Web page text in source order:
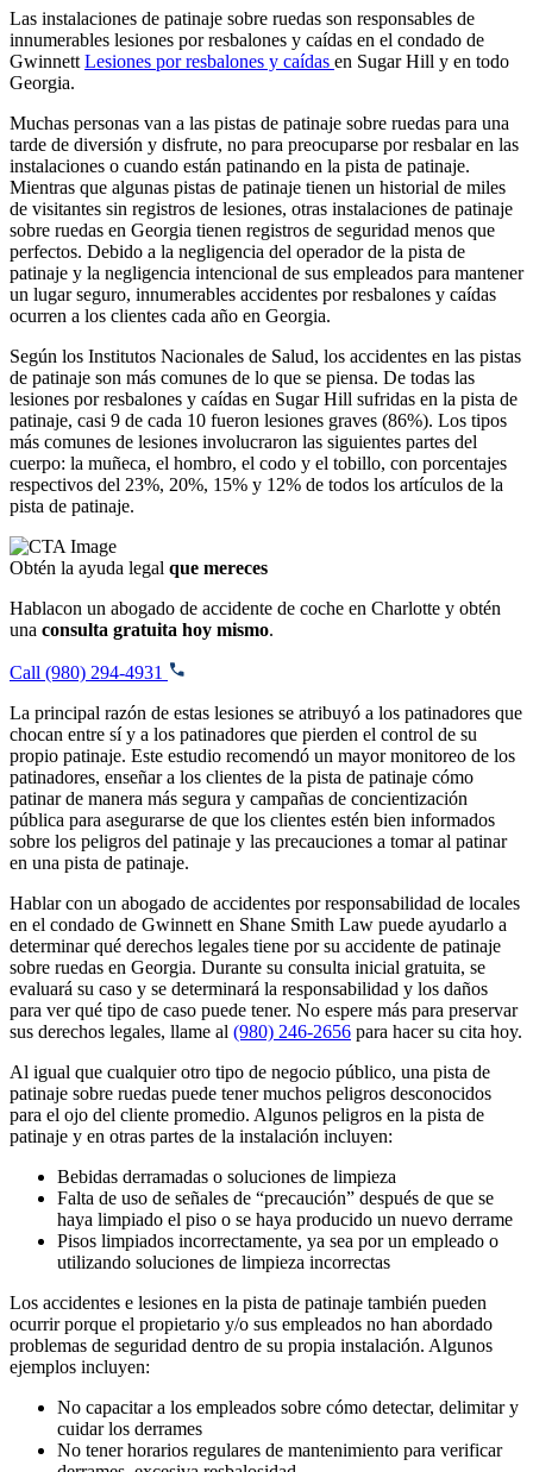
Las instalaciones de patinaje sobre ruedas son responsables de
innumerables lesiones por resbalones y caídas en el condado de
Gwinnett Lesiones por resbalones y caídas en Sugar Hill y en todo
Georgia.
Muchas personas van a las pistas de patinaje sobre ruedas para una
tarde de diversión y disfrute, no para preocuparse por resbalar en las
instalaciones o cuando están patinando en la pista de patinaje.
Mientras que algunas pistas de patinaje tienen un historial de miles
de visitantes sin registros de lesiones, otras instalaciones de patinaje
sobre ruedas en Georgia tienen registros de seguridad menos que
perfectos. Debido a la negligencia del operador de la pista de
patinaje y la negligencia intencional de sus empleados para mantener
un lugar seguro, innumerables accidentes por resbalones y caídas
ocurren a los clientes cada año en Georgia.
Según los Institutos Nacionales de Salud, los accidentes en las pistas
de patinaje son más comunes de lo que se piensa. De todas las
lesiones por resbalones y caídas en Sugar Hill sufridas en la pista de
patinaje, casi 9 de cada 10 fueron lesiones graves (86%). Los tipos
más comunes de lesiones involucraron las siguientes partes del
cuerpo: la muñeca, el hombro, el codo y el tobillo, con porcentajes
respectivos del 23%, 20%, 15% y 12% de todos los artículos de la
pista de patinaje.
Obtén la ayuda legal que mereces
Hablacon un abogado de accidente de coche en Charlotte y obtén
una consulta gratuita hoy mismo.
Call (980) 294-4931
La principal razón de estas lesiones se atribuyó a los patinadores que
chocan entre sí y a los patinadores que pierden el control de su
propio patinaje. Este estudio recomendó un mayor monitoreo de los
patinadores, enseñar a los clientes de la pista de patinaje cómo
patinar de manera más segura y campañas de concientización
pública para asegurarse de que los clientes estén bien informados
sobre los peligros del patinaje y las precauciones a tomar al patinar
en una pista de patinaje.
Hablar con un abogado de accidentes por responsabilidad de locales
en el condado de Gwinnett en Shane Smith Law puede ayudarlo a
determinar qué derechos legales tiene por su accidente de patinaje
sobre ruedas en Georgia. Durante su consulta inicial gratuita, se
evaluará su caso y se determinará la responsabilidad y los daños
para ver qué tipo de caso puede tener. No espere más para preservar
sus derechos legales, llame al (980) 246-2656 para hacer su cita hoy.
Al igual que cualquier otro tipo de negocio público, una pista de
patinaje sobre ruedas puede tener muchos peligros desconocidos
para el ojo del cliente promedio. Algunos peligros en la pista de
patinaje y en otras partes de la instalación incluyen:
Bebidas derramadas o soluciones de limpieza
Falta de uso de señales de “precaución” después de que se
haya limpiado el piso o se haya producido un nuevo derrame
Pisos limpiados incorrectamente, ya sea por un empleado o
utilizando soluciones de limpieza incorrectas
Los accidentes e lesiones en la pista de patinaje también pueden
ocurrir porque el propietario y/o sus empleados no han abordado
problemas de seguridad dentro de su propia instalación. Algunos
ejemplos incluyen:
No capacitar a los empleados sobre cómo detectar, delimitar y
cuidar los derrames
No tener horarios regulares de mantenimiento para verificar